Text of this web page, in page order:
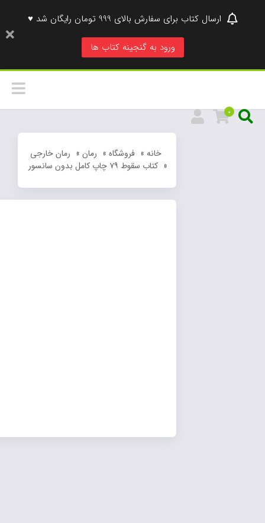
ارسال کتاب برای سفارش بالای 999 تومان رایگان شد ♥
ورود به گنجینه کتاب ها
فروشگاه » رمان» رمان خارجی
کتاب سقوط ۷۹ چاپ کامل بدون سانسور